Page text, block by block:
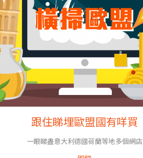
跟住睇埋歐盟國有咩買
一眼睇盡意大利德國荷蘭等地多個網店